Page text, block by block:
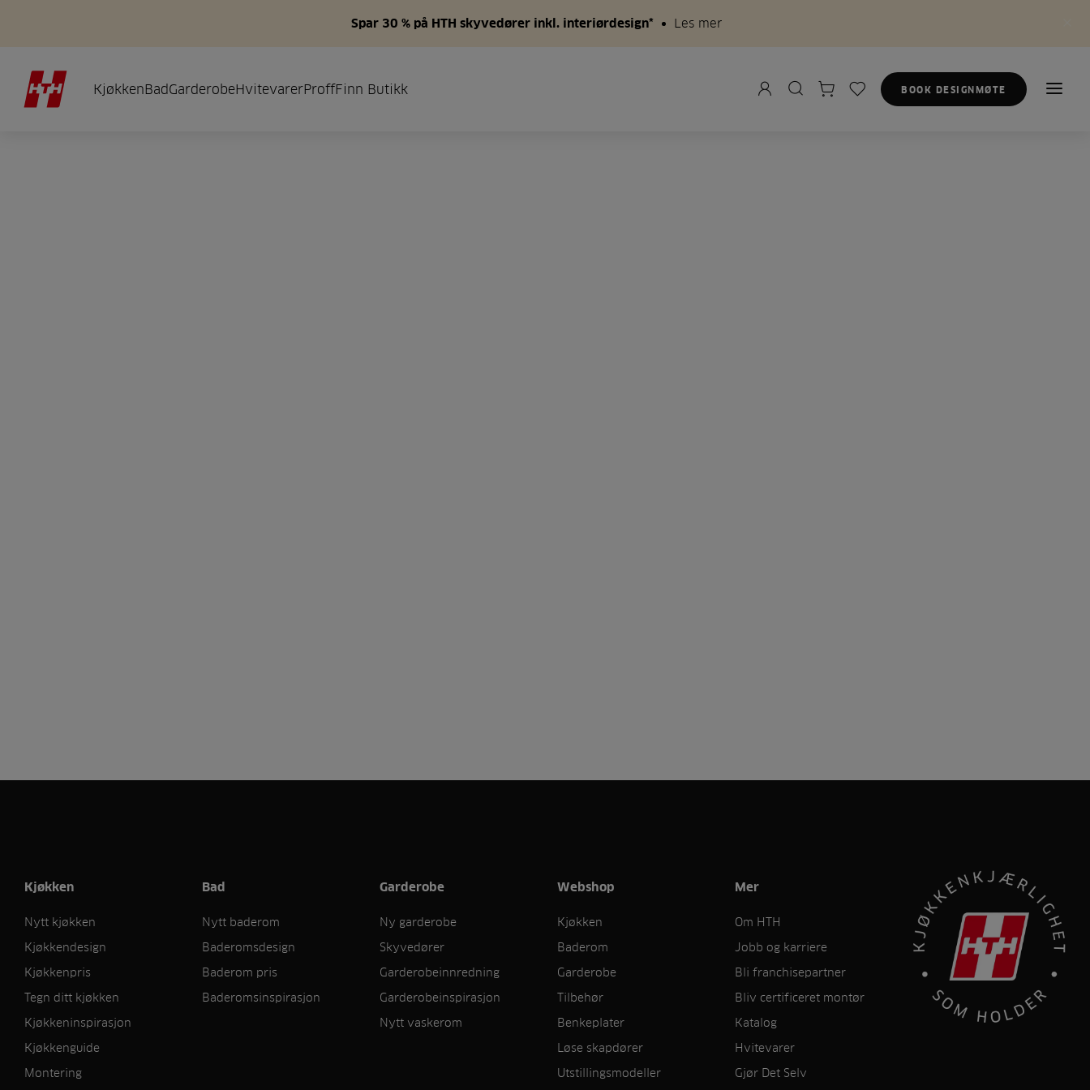
Spar 30 % på HTH skyvedører inkl. interiørdesign* Les mer
KjøkkenBadGarderobeHvitevarerProffFinn Butikk BOOK DESIGNMØTE
Kjøkken
Nytt kjøkken
Kjøkkendesign
Kjøkkenpris
Tegn ditt kjøkken
Kjøkkeninspirasjon
Kjøkkenguide
Montering
Bad
Nytt baderom
Baderomsdesign
Baderom pris
Baderomsinspirasjon
Garderobe
Ny garderobe
Skyvedører
Garderobeinnredning
Garderobeinspirasjon
Nytt vaskerom
Webshop
Kjøkken
Baderom
Garderobe
Tilbehør
Benkeplater
Løse skapdører
Utstillingsmodeller
Mer
Om HTH
Jobb og karriere
Bli franchisepartner
Bliv certificeret montør
Katalog
Hvitevarer
Gjør Det Selv